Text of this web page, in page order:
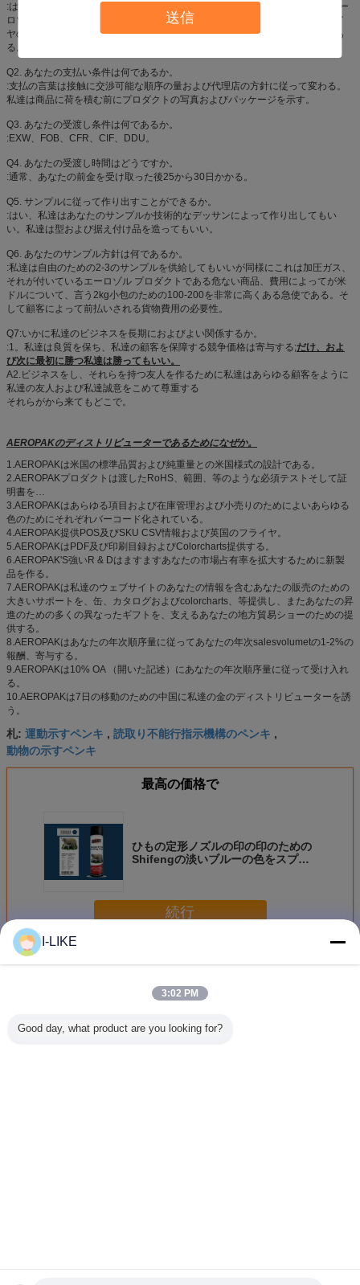
送信
:はい、私達はシンセンの私そっくりの良い化学薬品カーケア プロダクトのエー
ロゾル プロダクトの専門の製造業者、特に、Aeropakのスプレー式塗料、タイ
ヤのシーラーおよびインフレーター、空気塵払い、スプレーの接着剤、等であ
る。
Q2. あなたの支払い条件は何であるか。
:支払の言葉は接触に交渉可能な順序の量および代理店の方針に従って変わる。
私達は商品に荷を積む前にプロダクトの写真およびパッケージを示す。
Q3. あなたの受渡し条件は何であるか。
:EXW、FOB、CFR、CIF、DDU。
Q4. あなたの受渡し時間はどうですか。
:通常、あなたの前金を受け取った後25から30日かかる。
Q5. サンプルに従って作り出すことができるか。
:はい、私達はあなたのサンプルか技術的なデッサンによって作り出してもい
い。私達は型および据え付け品を造ってもいい。
Q6. あなたのサンプル方針は何であるか。
:私達は自由のための2-3のサンプルを供給してもいいが同様にこれは加圧ガス、
それが付いているエーロゾル プロダクトである危ない商品、費用によってが米
ドルについて、言う2kg小包のための100-200を非常に高くある急使である。そ
して顧客によって前払いされる貨物費用の必要性。
Q7:いかに私達のビジネスを長期におよびよい関係するか。
:1。私達は良質を保ち、私達の顧客を保障する競争価格は寄与する;だけ、およ
び次に最初に勝つ私達は勝ってもいい。
A2.ビジネスをし、それらを持つ友人を作るために私達はあらゆる顧客をように
私達の友人および私達誠意をこめて尊重する
それらがから来てもどこで。
AEROPAKのディストリビューターであるためになぜか。
1.AEROPAKは米国の標準品質および純重量との米国様式の設計である。
2.AEROPAKプロダクトは渡したRoHS、範囲、等のような必須テストそして証
明書を…
3.AEROPAKはあらゆる項目および在庫管理および小売りのためによいあらゆる
色のためにそれぞれバーコード化されている。
4.AEROPAK提供POS及びSKU CSV情報および英国のフライヤ。
5.AEROPAKはPDF及び印刷目録およびColorcharts提供する。
6.AEROPAK'S強いR & Dはますますあなたの市場占有率を拡大するために新製
品を作る。
7.AEROPAKは私達のウェブサイトのあなたの情報を含むあなたの販売のための
大きいサポートを、缶、カタログおよびcolorcharts、等提供し、またあなたの昇
進のための多くの異なったギフトを、支えるあなたの地方貿易ショーのための提
供する。
8.AEROPAKはあなたの年次順序量に従ってあなたの年次salesvolumetの1-2%の
報酬、寄与する。
9.AEROPAKは10% OA （開いた記述）にあなたの年次順序量に従って受け入れ
る。
10.AEROPAKは7日の移動のための中国に私達の金のディストリビューターを誘
う。
札: 運動示すペンキ , 読取り不能行指示機構のペンキ ,
動物の示すペンキ
最高の価格で
ひもの定形ノズルの印の印のための
Shifengの淡いブルーの色をスプレ
続行
多く示すスプレー式塗料
I-LIKE
3:02 PM
Good day, what product are you looking for?